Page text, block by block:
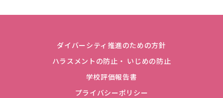
ダイバーシティ推進のための方針
ハラスメントの防止・ いじめの防止
学校評価報告書
プライバシーポリシー